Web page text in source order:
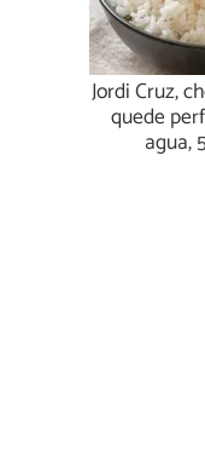
Jordi Cruz,
quede
agua,